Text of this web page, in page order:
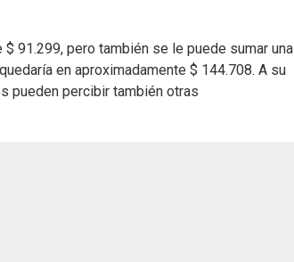
$ 91.299, pero también se le puede sumar una
en aproximadamente $ 144.708. A su
pueden percibir también otras